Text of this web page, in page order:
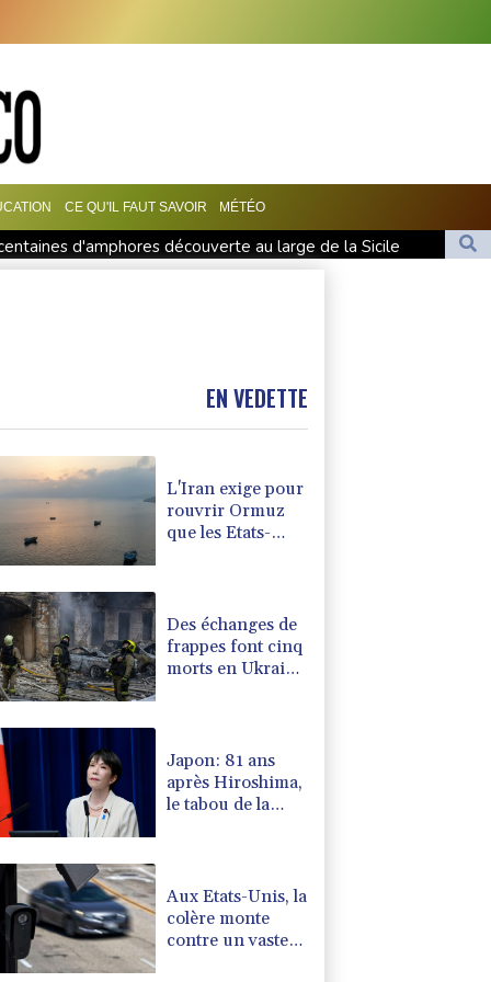
CE QU'IL FAUT SAVOIR MÉTÉO
d'amphores découverte au large de la Sicile
évacués, l'état d'urgence déclaré
EN VEDETTE
L'Iran exige pour
rouvrir Ormuz
que les Etats-
Des échanges de
frappes font cinq
morts en Ukraine
Japon: 81 ans
après Hiroshima,
le tabou de la
Aux Etats-Unis, la
colère monte
contre un vaste